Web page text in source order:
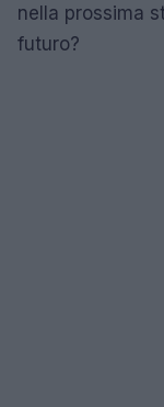
nella prossima
futuro?